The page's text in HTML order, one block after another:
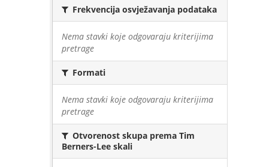
Frekvencija osvježavanja podataka
Nema stavki koje odgovaraju kriterijima
pretrage
Formati
Nema stavki koje odgovaraju kriterijima
pretrage
Otvorenost skupa prema Tim
Berners-Lee skali